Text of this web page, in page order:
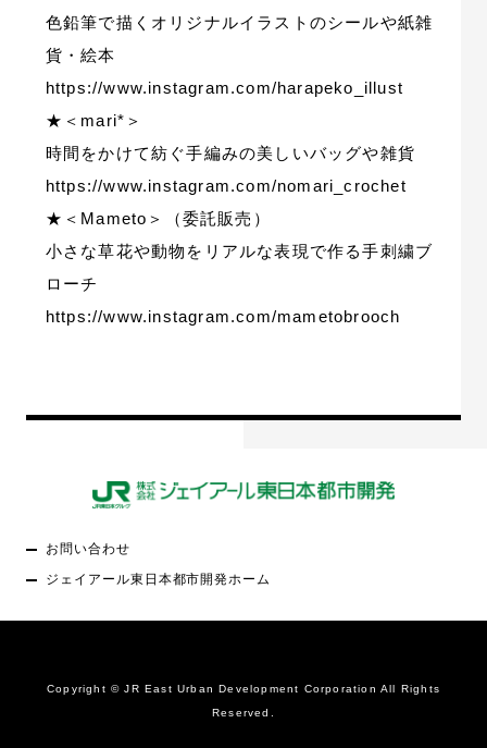
色鉛筆で描くオリジナルイラストのシールや紙雑
貨・絵本
https://www.instagram.com/harapeko_illust
★＜mari*＞
時間をかけて紡ぐ手編みの美しいバッグや雑貨
https://www.instagram.com/nomari_crochet
★＜Mameto＞（委託販売）
小さな草花や動物をリアルな表現で作る手刺繍ブ
ローチ
https://www.instagram.com/mametobrooch
お問い合わせ
ジェイアール東日本都市開発ホーム
Copyright © JR East Urban Development Corporation All Rights
Reserved.